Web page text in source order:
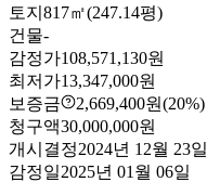
토지 817㎡(247.14평)
건물-
감정가108,571,130원
최저가13,347,000원
보증금
2,669,400원(20%)
청구액30,000,000원
개시결정2024년 12월 23일
감정일2025년 01월 06일